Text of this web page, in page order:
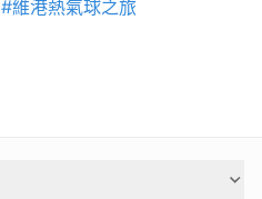
#維港熱氣球之旅